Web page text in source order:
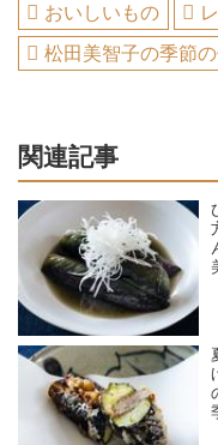
おいしいもの
松田美智子の季節
関連記事